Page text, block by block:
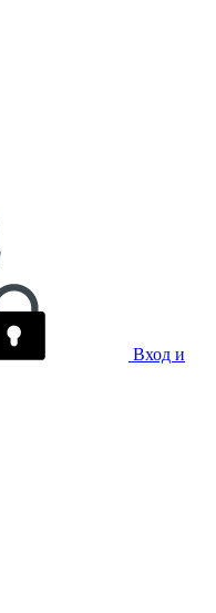
Вход и